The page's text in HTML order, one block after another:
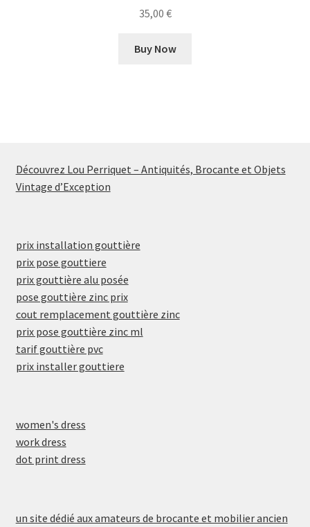
35,00 €
Buy Now
Découvrez Lou Perriquet – Antiquités, Brocante et Objets
Vintage d’Exception
prix installation gouttière
prix pose gouttiere
prix gouttière alu posée
pose gouttière zinc prix
cout remplacement gouttière zinc
prix pose gouttière zinc ml
tarif gouttière pvc
prix installer gouttiere
women's dress
work dress
dot print dress
un site dédié aux amateurs de brocante et mobilier ancien